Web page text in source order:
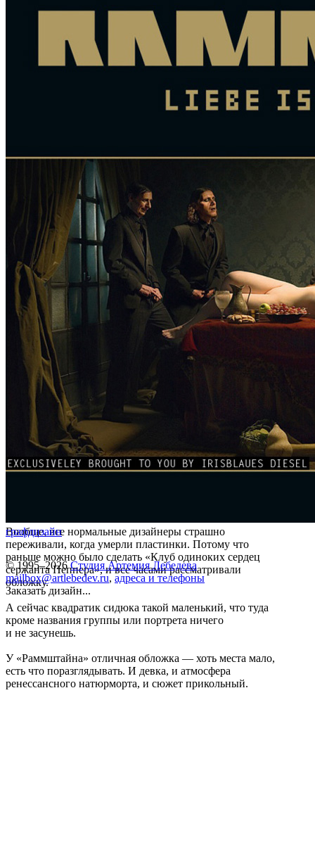
Вообще, все нормальные дизайнеры страшно
переживали, когда умерли пластинки. Потому что
раньше можно было сделать «Клуб одиноких сердец
сержанта Пеппера», и все часами рассматривали
обложку.
А сейчас квадратик сидюка такой маленький, что туда
кроме названия группы или портрета ничего
и не засунешь.
У «Раммштайна» отличная обложка — хоть места мало,
есть что поразглядывать. И девка, и атмосфера
ренессансного натюрморта, и сюжет прикольный.
графдизайн
© 1995–2026 Студия Артемия Лебедева
mailbox@artlebedev.ru, адреса и телефоны
Заказать дизайн...